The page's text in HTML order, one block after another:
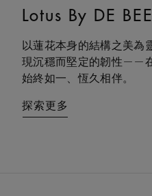
Lotus By DE
以蓮花本身的結構之美為
現沉穩而堅定的韌性——
始終如一、恆久相伴。
探索更多
Talisman
Talisman 系列巧妙融合鑽
官互動，體現了大地令人
和雙重能量的現代象徵。
探索更多